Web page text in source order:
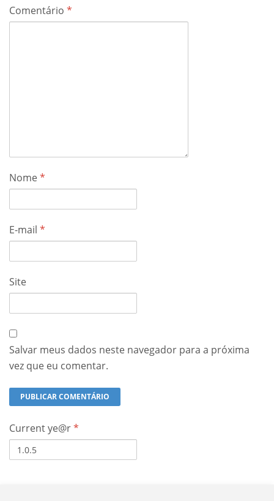
Comentário *
Nome*
E-mail *
Site
Salvar meus dados neste navegador para a próxima
vez que eu comentar.
Current ye@r*